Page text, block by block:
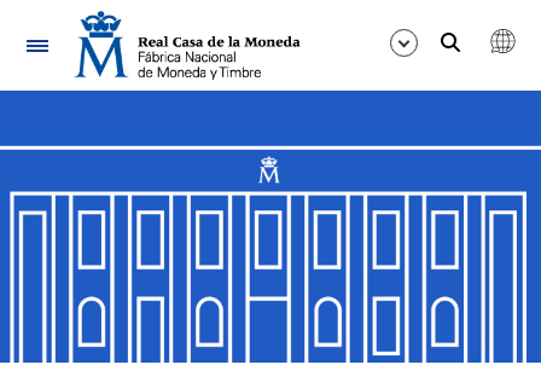
Navigation
Show/Hide
Show/Hide
Show/Hide